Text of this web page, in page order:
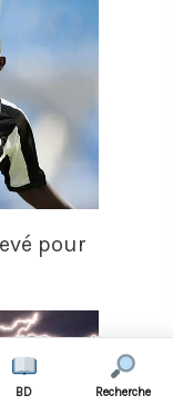
pour
BD Recherche